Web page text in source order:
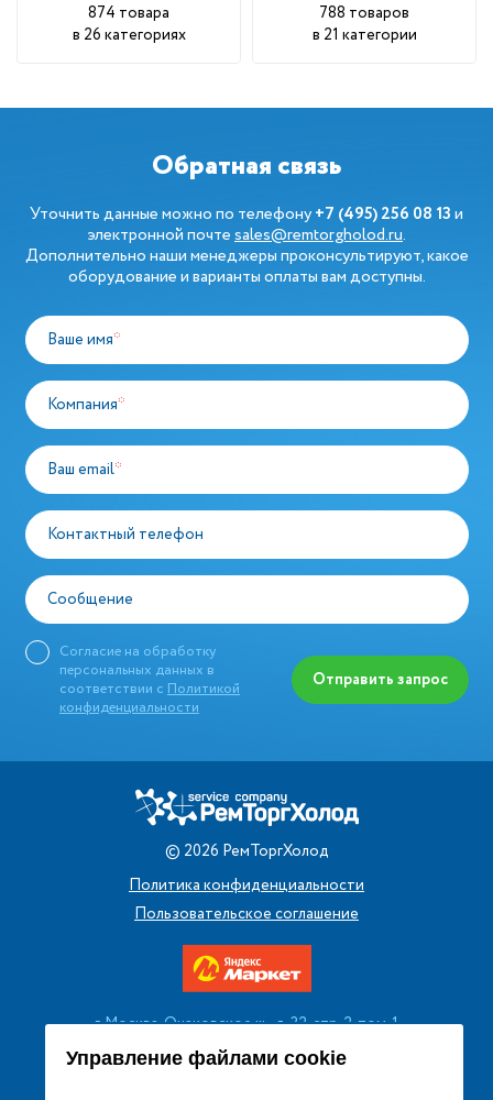
Управление файлами cookie
874 товара
в 26 категориях
788 товаров
в 21 категории
Обратная связь
Уточнить данные можно по телефону+7 (495) 256 08 13и
электронной почтеsales@remtorgholod.ru.
Дополнительно наши менеджеры проконсультируют, какое
оборудование и варианты оплаты вам доступны.
Ваше имя*
Компания*
Ваш email*
Контактный телефон
Сообщение
Согласие на обработку
персональных данных в
соответствии с Политикой
конфиденциальности
Отправить запрос
© 2026 РемТоргХолод
Политика конфиденциальности
Пользовательское соглашение
г. Москва, Очаковское ш., д. 32, стр. 2, пом. 1
+7 (495) 256 08 13